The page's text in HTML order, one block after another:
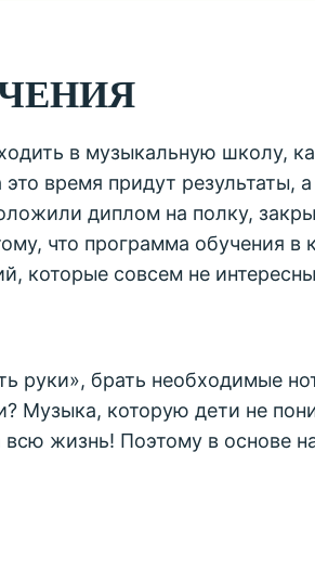
в музыкальную школу,
время придут результаты,
диплом на полку,
что программа обучения в
которые совсем не
руки», брать необходимые
Музыка, которую дети не
жизнь! Поэтому в основе